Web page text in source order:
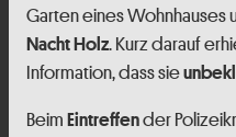
Garten eines Wohnhauses
Nacht Holz. Kurz darauf
Information, dass sie
Beim Eintreffender